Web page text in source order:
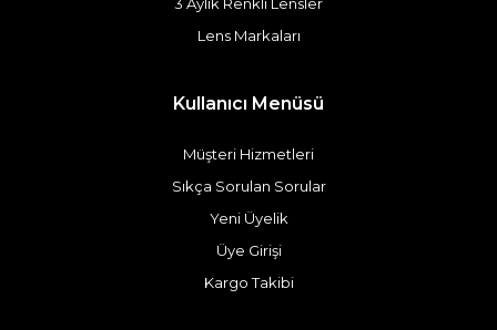
Lens Markaları
Kullanıcı Menüsü
Müşteri Hizmetleri
Sıkça Sorulan Sorular
Yeni Üyelik
Üye Girişi
Kargo Takibi